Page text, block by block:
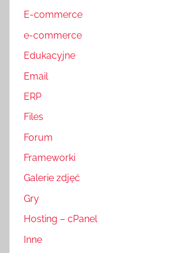
E-commerce
e-commerce
Edukacyjne
Email
ERP
Files
Forum
Frameworki
Galerie zdjęć
Gry
Hosting – cPanel
Inne